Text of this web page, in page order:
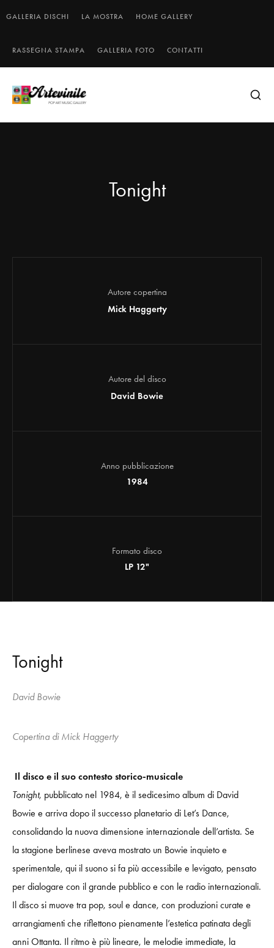
GALLERIA DISCHI LA MOSTRA HOME GALLERY
RASSEGNA STAMPA GALLERIA FOTO CONTATTI
Tonight
Autore copertina
Mick Haggerty
Autore del disco
David Bowie
Anno pubblicazione
1984
Formato disco
LP 12"
Tonight
David Bowie
Copertina di Mick Haggerty
Il disco e il suo contesto storico-musicale
Tonight, pubblicato nel 1984, è il sedicesimo album di David
Bowie e arriva dopo il successo planetario di Let’s Dance,
consolidando la nuova dimensione internazionale dell’artista. Se
la stagione berlinese aveva mostrato un Bowie inquieto e
sperimentale, qui il suono si fa più accessibile e levigato, pensato
per dialogare con il grande pubblico e con le radio internazionali.
Il disco si muove tra pop, soul e dance, con produzioni curate e
arrangiamenti che riflettono pienamente l’estetica patinata degli
anni Ottanta. Il ritmo è più lineare, le melodie immediate, la